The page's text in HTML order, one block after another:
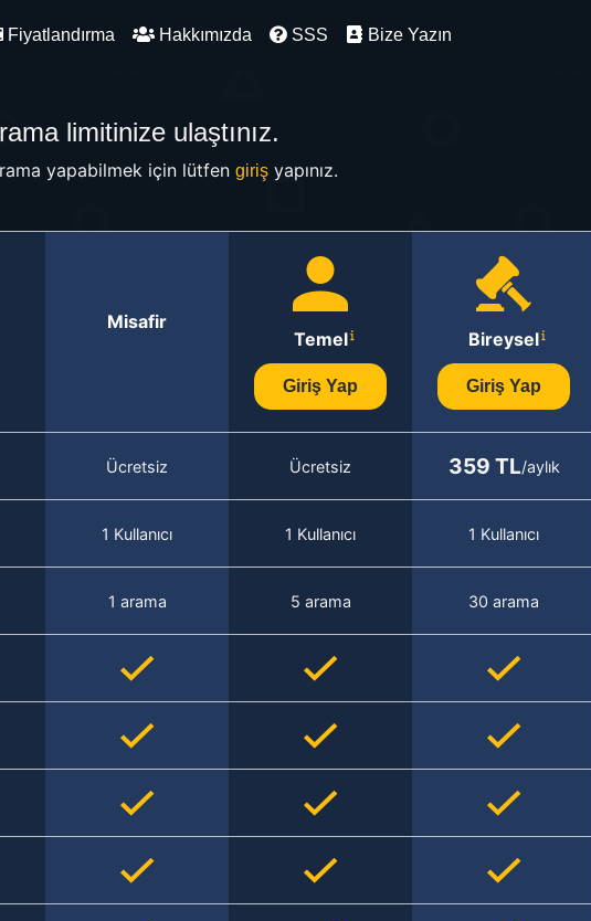
Fiyatlandırma Hakkımızda SSS Bize Yazın
limitinize ulaştınız.
yapabilmek için lütfen girişyapınız.
Misafir
Temel
Giriş Yap
Bireysel
Giriş Yap
Ücretsiz Ücretsiz 359 TL/aylık
1 Kullanıcı 1 Kullanıcı 1 Kullanıcı
1 arama 5 arama 30 arama